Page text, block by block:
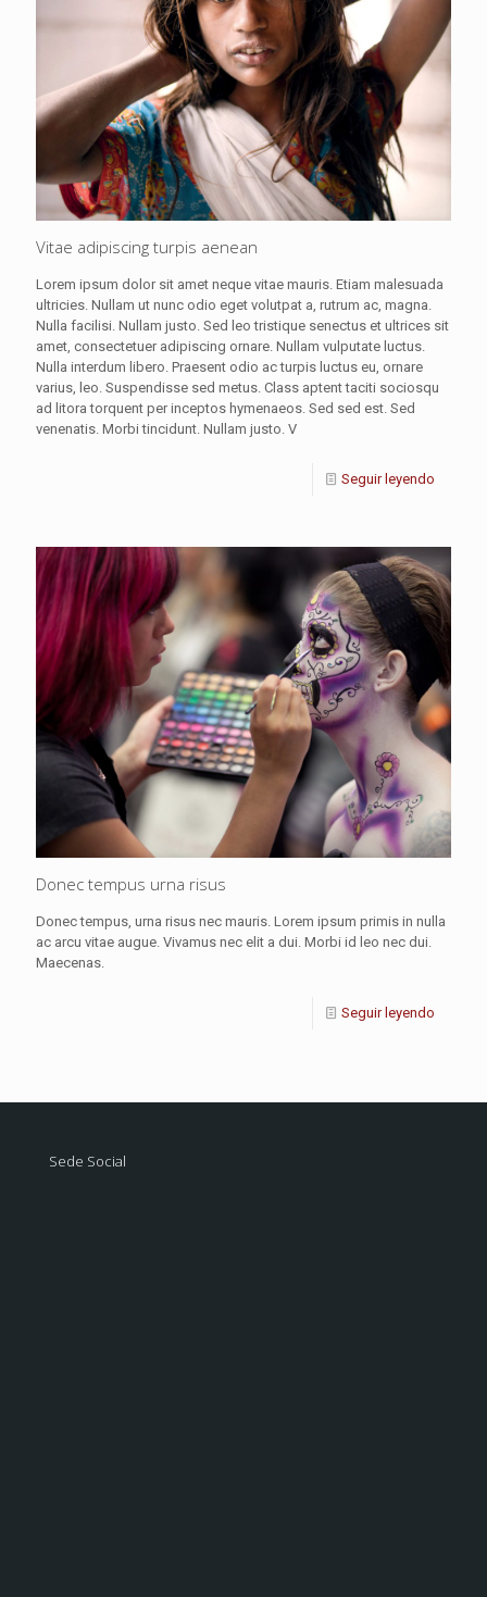
Vitae adipiscing turpis aenean
Lorem ipsum dolor sit amet neque vitae mauris. Etiam malesuada
ultricies. Nullam ut nunc odio eget volutpat a, rutrum ac, magna.
Nulla facilisi. Nullam justo. Sed leo tristique senectus et ultrices sit
amet, consectetuer adipiscing ornare. Nullam vulputate luctus.
Nulla interdum libero. Praesent odio ac turpis luctus eu, ornare
varius, leo. Suspendisse sed metus. Class aptent taciti sociosqu
ad litora torquent per inceptos hymenaeos. Sed sed est. Sed
venenatis. Morbi tincidunt. Nullam justo. V
Seguir leyendo
Donec tempus urna risus
Donec tempus, urna risus nec mauris. Lorem ipsum primis in nulla
ac arcu vitae augue. Vivamus nec elit a dui. Morbi id leo nec dui.
Maecenas.
Seguir leyendo
Sede Social